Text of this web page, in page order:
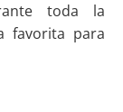
toda la
favorita para